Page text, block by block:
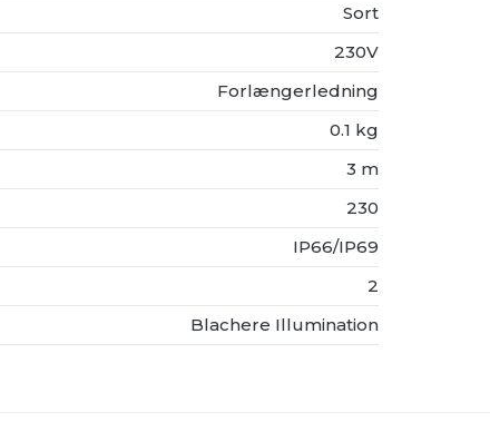
Sort
230V
Forlængerledning
0.1 kg
3 m
230
IP66/IP69
2
Blachere Illumination